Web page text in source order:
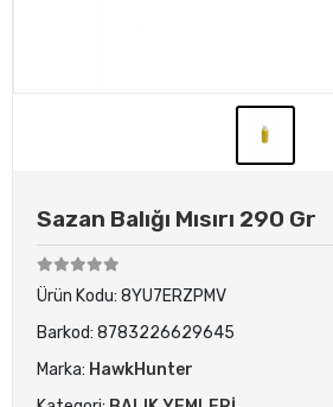
Sazan Balığı Mısırı 290 Gr
Ürün Kodu: 8YU7ERZPMV
Barkod: 8783226629645
Marka: HawkHunter